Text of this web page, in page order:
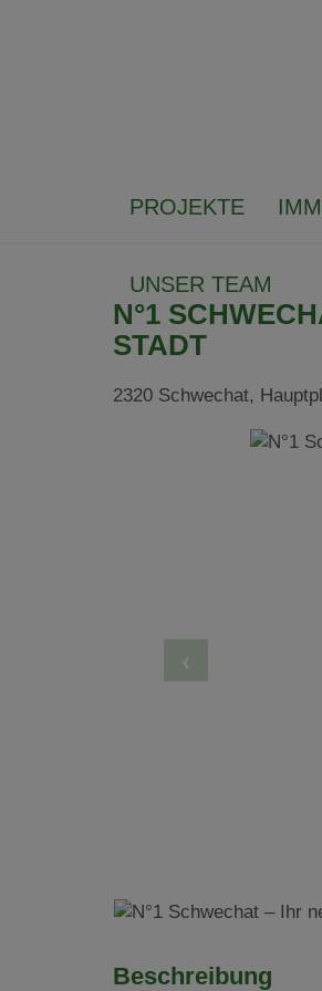
PROJEKTE
UNSER TEAM
N°1
STADT
2320 Schwechat,
Beschreibung